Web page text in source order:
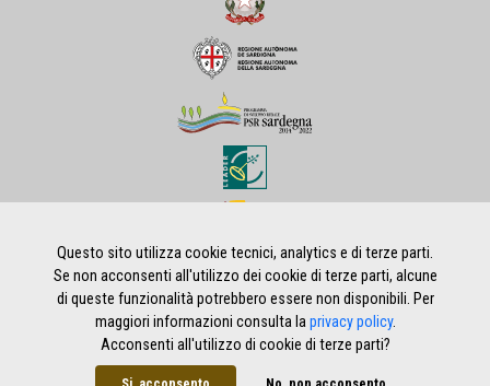
Privacy policy | Note legali | Credits
Questo sito utilizza cookie tecnici, analytics e di terze parti.
Se non acconsenti all'utilizzo dei cookie di terze parti, alcune
di queste funzionalità potrebbero essere non disponibili. Per
maggiori informazioni consulta la privacy policy.
Acconsenti all'utilizzo di cookie di terze parti?